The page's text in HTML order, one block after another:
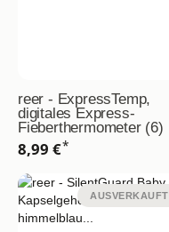
reer - ExpressTemp,
digitales Express-
Fieberthermometer (6)
8,99 €*
AUSVERKAUFT